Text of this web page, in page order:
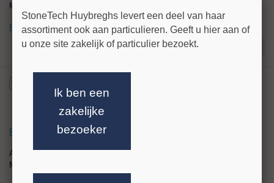
Merk: Rexid
Prijs op aanvraag
Rexid Luchth. Letterb. Plus 12mm 10,2 H.
Artikelnr:
Merk: Rexid
StoneTech Huybreghs levert een deel van haar
assortiment ook aan particulieren. Geeft u hier aan of
u onze site zakelijk of particulier bezoekt.
Ik ben een
zakelijke
bezoeker